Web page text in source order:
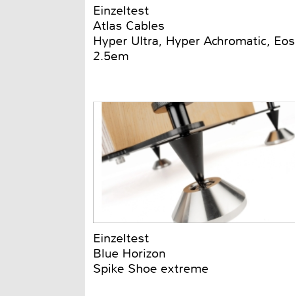
Einzeltest
Atlas Cables
Hyper Ultra, Hyper Achromatic, Eos
2.5em
Einzeltest
Blue Horizon
Spike Shoe extreme